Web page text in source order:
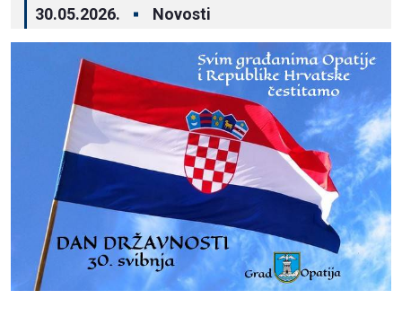
30.05.2026. Novosti